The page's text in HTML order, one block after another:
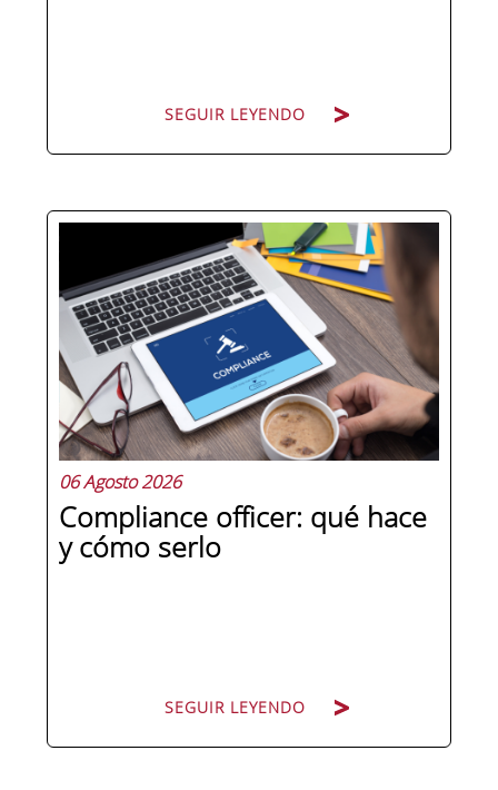
SEGUIR LEYENDO
Hay personas que ocupan puestos de
dirección y hay personas que lideran.
La diferencia no está en el cargo ni en
la antigüedad, sino en un conjunto de
competencias que se pueden
aprender, practicar y medir. Si te
preguntas qué separa a un directivo...
06 Agosto 2026
Compliance officer: qué hace
y cómo serlo
SEGUIR LEYENDO